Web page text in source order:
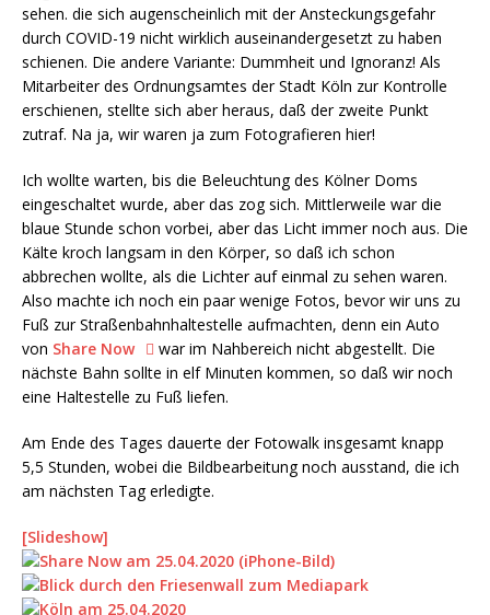
sehen. die sich augenscheinlich mit der Ansteckungsgefahr
durch COVID-19 nicht wirklich auseinandergesetzt zu haben
schienen. Die andere Variante: Dummheit und Ignoranz! Als
Mitarbeiter des Ordnungsamtes der Stadt Köln zur Kontrolle
erschienen, stellte sich aber heraus, daß der zweite Punkt
zutraf. Na ja, wir waren ja zum Fotografieren hier!
Ich wollte warten, bis die Beleuchtung des Kölner Doms
eingeschaltet wurde, aber das zog sich. Mittlerweile war die
blaue Stunde schon vorbei, aber das Licht immer noch aus. Die
Kälte kroch langsam in den Körper, so daß ich schon
abbrechen wollte, als die Lichter auf einmal zu sehen waren.
Also machte ich noch ein paar wenige Fotos, bevor wir uns zu
Fuß zur Straßenbahnhaltestelle aufmachten, denn ein Auto
von Share Now
war im Nahbereich nicht abgestellt. Die
nächste Bahn sollte in elf Minuten kommen, so daß wir noch
eine Haltestelle zu Fuß liefen.
Am Ende des Tages dauerte der Fotowalk insgesamt knapp
5,5 Stunden, wobei die Bildbearbeitung noch ausstand, die ich
am nächsten Tag erledigte.
[Slideshow]